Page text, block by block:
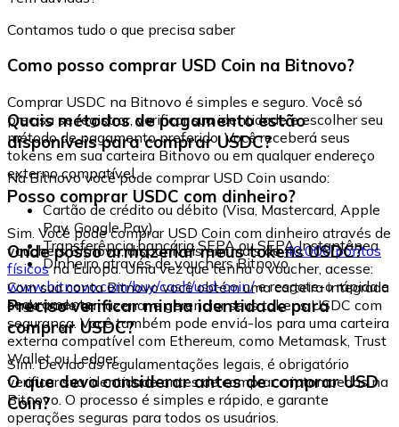
Contamos tudo o que precisa saber
Como posso comprar USD Coin na Bitnovo?
Comprar USDC na Bitnovo é simples e seguro. Você só
precisa se registrar, verificar sua identidade e escolher seu
método de pagamento preferido. Você receberá seus
tokens em sua carteira Bitnovo ou em qualquer endereço
externo compatível.
Quais métodos de pagamento estão
disponíveis para comprar USDC?
Na Bitnovo você pode comprar USD Coin usando:
Cartão de crédito ou débito (Visa, Mastercard, Apple
Pay, Google Pay)
Transferência bancária SEPA ou SEPA Instantânea
Dinheiro através de vouchers Bitnovo
Posso comprar USDC com dinheiro?
Sim. Você pode comprar USD Coin com dinheiro através de
vouchers Bitnovo, disponíveis em mais de40.000 pontos
físicosna Europa. Uma vez que tenha o voucher, acesse:
www.bitnovo.com/buy/cash/usd-coin/e resgate-o rápida e
seguramente.
Onde posso armazenar meus tokens USDC?
Com sua conta Bitnovo você obtém uma carteira integrada
onde pode armazenar e gerenciar seus tokens USDC com
segurança. Você também pode enviá-los para uma carteira
externa compatível com Ethereum, como Metamask, Trust
Wallet ou Ledger.
Preciso verificar minha identidade para
comprar USDC?
Sim. Devido às regulamentações legais, é obrigatório
verificar sua identidade antes de comprar criptomoedas na
Bitnovo. O processo é simples e rápido, e garante
operações seguras para todos os usuários.
O que devo considerar antes de comprar USD
Coin?